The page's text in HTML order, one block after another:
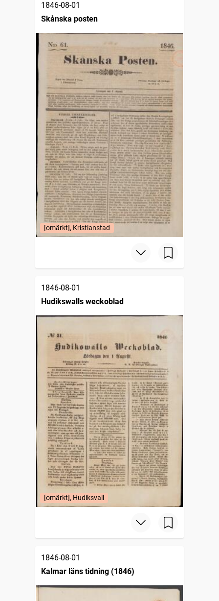
1846-08-01
Skånska posten
[omärkt], Kristianstad
1846-08-01
Hudikswalls weckoblad
[omärkt], Hudiksvall
1846-08-01
Kalmar läns tidning (1846)